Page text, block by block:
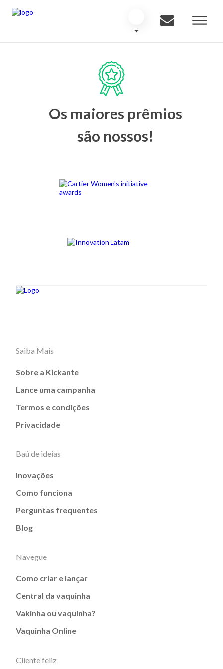
Os maiores prêmios
são nossos!
Saiba Mais
Sobre a Kickante
Lance uma campanha
Termos e condições
Privacidade
Baú de ideias
Inovações
Como funciona
Perguntas frequentes
Blog
Navegue
Como criar e lançar
Central da vaquinha
Vakinha ou vaquinha?
Vaquinha Online
Cliente feliz